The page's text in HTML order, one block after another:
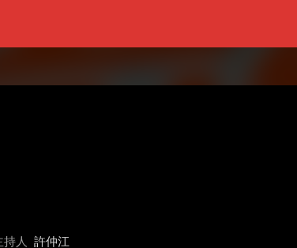
持人 許仲江